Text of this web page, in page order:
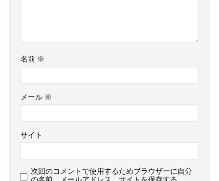
名前 ※
メール ※
サイト
次回のコメントで使用するためブラウザーに自分